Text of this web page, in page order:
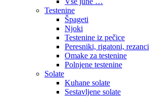
Testenine
Špageti
Njoki
Testenine iz pečice
Peresniki, rigatoni, rezanci
Omake za testenine
Polnjene testenine
Solate
Kuhane solate
Sestavljene solate